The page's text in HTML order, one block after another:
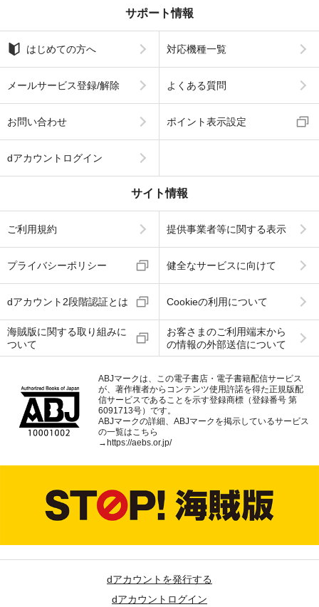
サポート情報
はじめての方へ 対応機種一覧
メールサービス登録/解除 よくある質問
お問い合わせ ポイント表示設定
dアカウントログイン
サイト情報
ご利用規約 提供事業者等に関する表示
プライバシーポリシー 健全なサービスに向けて
dアカウント2段階認証とは Cookieの利用について
海賊版に関する取り組みに
ついて
お客さまのご利用端末から
の情報の外部送信について
ABJマークは、この電子書店・電子書籍配信サービス
が、著作権者からコンテンツ使用許諾を得た正規版配
信サービスであることを示す登録商標（登録番号 第
6091713号）です。
ABJマークの詳細、ABJマークを掲示しているサービス
の一覧はこちら
→ https://aebs.or.jp/
dアカウントを発行する
dアカウントログイン